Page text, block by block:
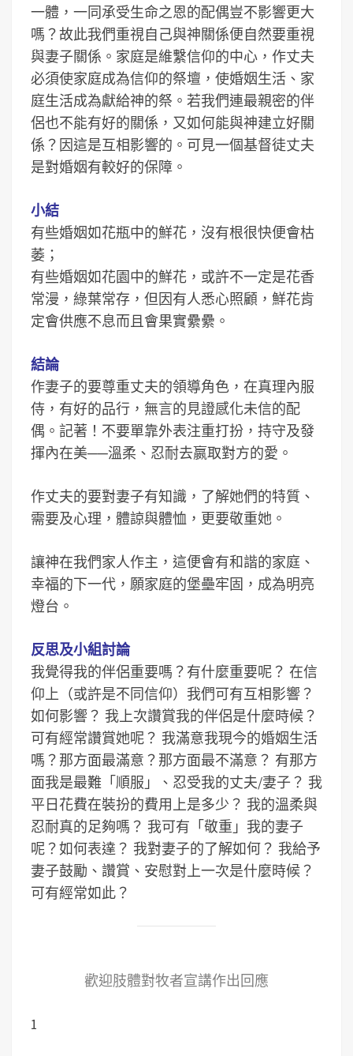
一體，一同承受生命之恩的配偶豈不影響更大
嗎？故此我們重視自己與神關係便自然要重視
與妻子關係。家庭是維繫信仰的中心，作丈夫
必須使家庭成為信仰的祭壇，使婚姻生活、家
庭生活成為獻給神的祭。若我們連最親密的伴
侶也不能有好的關係，又如何能與神建立好關
係？因這是互相影響的。可見一個基督徒丈夫
是對婚姻有較好的保障。
小結
有些婚姻如花瓶中的鮮花，沒有根很快便會枯
萎；
有些婚姻如花園中的鮮花，或許不一定是花香
常漫，綠葉常存，但因有人悉心照顧，鮮花肯
定會供應不息而且會果實纍纍。
結論
作妻子的要尊重丈夫的領導角色，在真理內服
侍，有好的品行，無言的見證感化未信的配
偶。記著！不要單靠外表注重打扮，持守及發
揮內在美──溫柔、忍耐去嬴取對方的愛。
作丈夫的要對妻子有知識，了解她們的特質、
需要及心理，體諒與體恤，更要敬重她。
讓神在我們家人作主，這便會有和諧的家庭、
幸福的下一代，願家庭的堡壘牢固，成為明亮
燈台。
反思及小組討論
我覺得我的伴侶重要嗎？有什麼重要呢？ 在信
仰上（或許是不同信仰）我們可有互相影響？
如何影響？ 我上次讚賞我的伴侶是什麼時候？
可有經常讚賞她呢？ 我滿意我現今的婚姻生活
嗎？那方面最滿意？那方面最不滿意？ 有那方
面我是最難「順服」、忍受我的丈夫/妻子？ 我
平日花費在裝扮的費用上是多少？ 我的溫柔與
忍耐真的足夠嗎？ 我可有「敬重」我的妻子
呢？如何表達？ 我對妻子的了解如何？ 我給予
妻子鼓勵、讚賞、安慰對上一次是什麼時候？
可有經常如此？
歡迎肢體對牧者宣講作出回應
1